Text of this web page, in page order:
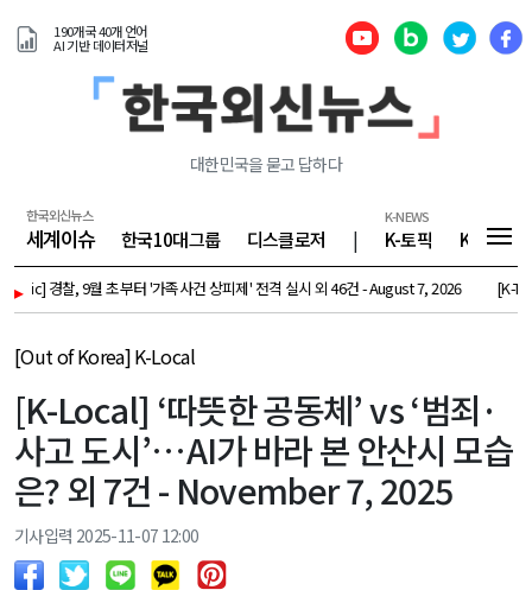
190개국 40개 언어
AI 기반 데이터저널
대한민국을 묻고 답하다
한국외신뉴스
세계이슈 한국10대그룹 디스클로저 |
K-NEWS
K-토픽 K-기업
▸경찰, 9월 초부터 '가족사건 상피제' 전격 실시 외 46건 - August 7, 2026 [K-
[Out of Korea] K-Local
[K-Local] ‘따뜻한 공동체’ vs ‘범죄·
사고 도시’…AI가 바라 본 안산시 모습
은? 외 7건 - November 7, 2025
기사입력 2025-11-07 12:00